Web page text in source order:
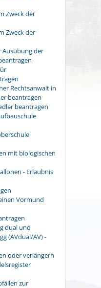
Zweck der
Zweck der
Ausübung der
Rechtsanwalt in
beantragen
beantragen
mit biologischen
- Erlaubnis
Vormund
dual und
(AVdual/AV) -
oder verlängern
zur